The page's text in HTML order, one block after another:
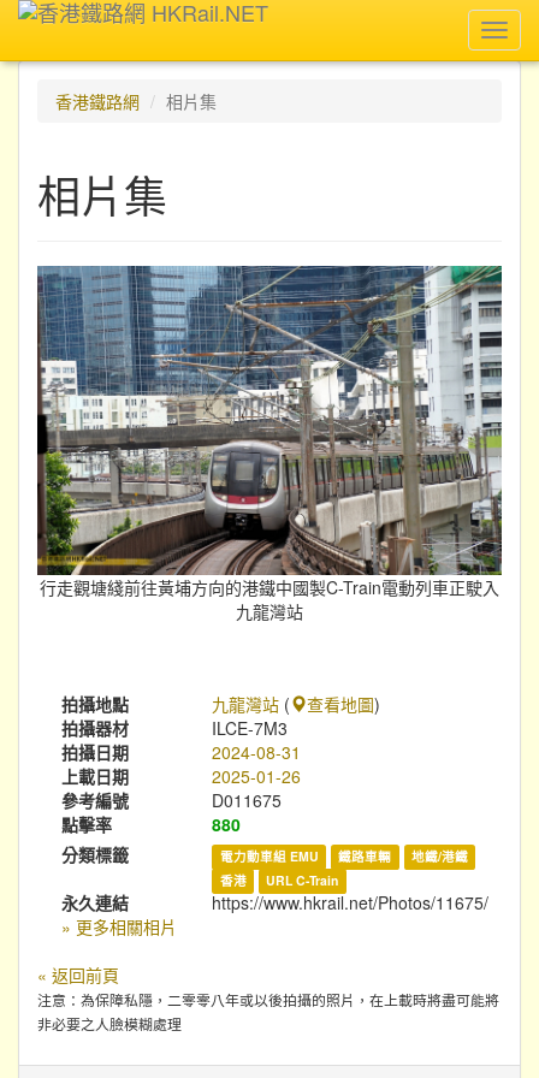
香港鐵路網
相片集
相片集
行走觀塘綫前往黃埔方向的港鐵中國製C-Train電動列車正駛入
九龍灣站
拍攝地點 九龍灣站 ( 查看地圖)
拍攝器材
ILCE-7M3
拍攝日期
2024-08-31
上載日期
2025-01-26
參考編號
D011675
點擊率
880
分類標籤
電力動車組 EMU 鐵路車輛
地鐵/港鐵
香港
URL C-Train
永久連結
https://www.hkrail.net/Photos/11675/
» 更多相關相片
« 返回前頁
注意：為保障私隱，二零零八年或以後拍攝的照片，在上載時將盡可能將
非必要之人臉模糊處理